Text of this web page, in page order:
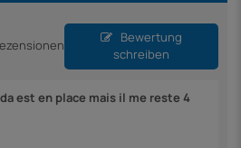
Bewertung
schreiben
est en place mais il me reste 4